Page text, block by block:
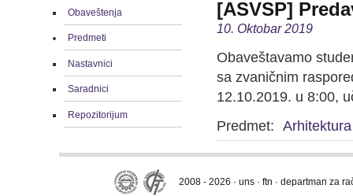
Obaveštenja
Predmeti
Nastavnici
Saradnici
Repozitorijum
[ASVSP]
10. Oktobar 2019
Obaveštavamo
sa zvaničnim
12.10.2019. u 8:00,
Predmet:
2008 - 2026 · uns · ftn · departman za